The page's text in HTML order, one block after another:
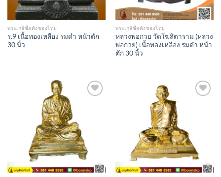
พระเกจิชื่อดังของไทย
ร.9 เนื้อทองเหลือง รมดำ หน้าตัก
30 นิ้ว
พระเกจิชื่อดังของไทย
หลวงพ่อกวย วัดโฆสิตาราม (หลวง
พ่อกวย) เนื้อทองเหลือง รมดำ หน้า
ตัก 30 นิ้ว